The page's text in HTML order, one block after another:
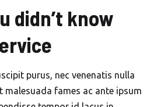
didn’t know
purus, nec venenatis nulla
malesuada fames ac ante ipsum